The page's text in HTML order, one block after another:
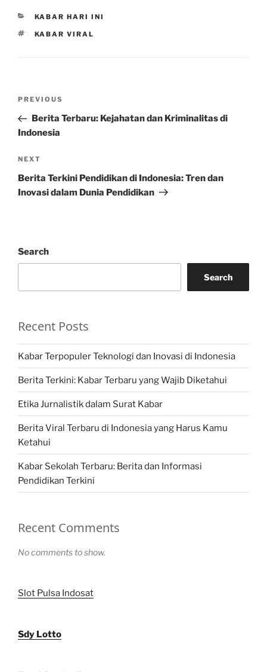
CATEGORIES
KABAR HARI INI
TAGS
KABAR VIRAL
Previous
Post
PREVIOUS
Berita Terbaru: Kejahatan dan Kriminalitas di
Indonesia
Next
Post
NEXT
Berita Terkini Pendidikan di Indonesia: Tren dan
Inovasi dalam Dunia Pendidikan
Search
Search
Recent Posts
Kabar Terpopuler Teknologi dan Inovasi di Indonesia
Berita Terkini: Kabar Terbaru yang Wajib Diketahui
Etika Jurnalistik dalam Surat Kabar
Berita Viral Terbaru di Indonesia yang Harus Kamu
Ketahui
Kabar Sekolah Terbaru: Berita dan Informasi
Pendidikan Terkini
Recent Comments
No comments to show.
Slot Pulsa Indosat
Sdy Lotto